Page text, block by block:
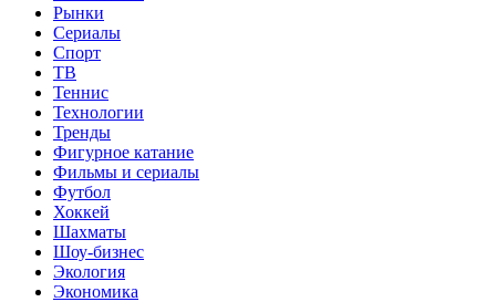
Рынки
Сериалы
Спорт
ТВ
Теннис
Технологии
Тренды
Фигурное катание
Фильмы и сериалы
Футбол
Хоккей
Шахматы
Шоу-бизнес
Экология
Экономика